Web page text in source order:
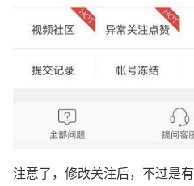
注意了，修改关注后，不过是